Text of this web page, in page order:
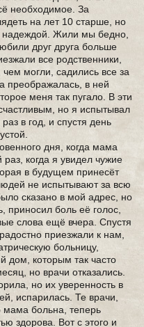
необходимое. За
на лет 10 старше, но
надеждой. Жили мы бедно,
друг друга больше
все родственники,
могли, садились все за
преображалась, в ней
меня так пугало. В эти
но я испытывал
в год, и спустя день
дня, когда мама
когда я увидел чужие
в будущем принесёт
не испытывают за всю
сказано в мой адрес, но
приносил боль её голос,
слова ещё вчера. Спустя
приезжали к нам,
больницу,
дом, которым так часто
но врачи отказались.
но их уверенность в
испарилась. Те врачи,
мама больна, теперь
здорова. Вот с этого и